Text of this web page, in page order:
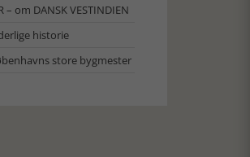
– om DANSK VESTINDIEN
historie
store bygmester